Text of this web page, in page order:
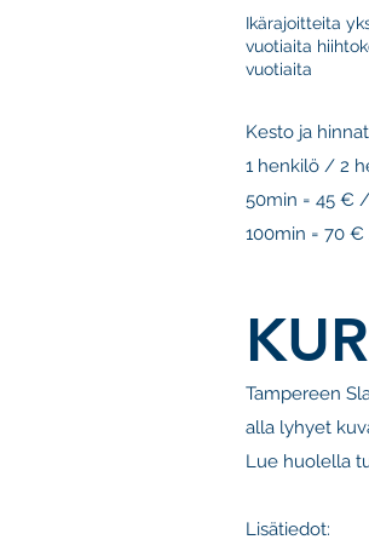
Ikärajoitteita
vuotiaita
vuotiaita
Kesto ja
1 henkilö / 2
50min = 45
100min = 70
Tampereen
alla lyhyet
Lue huolella
Lisätiedot: